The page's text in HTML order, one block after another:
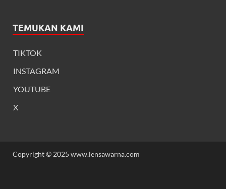
TEMUKAN KAMI
TIKTOK
INSTAGRAM
YOUTUBE
X
Copyright © 2025 www.lensawarna.com